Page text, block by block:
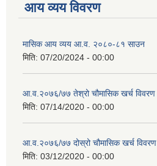
आय व्यय विवरण
मासिक आय व्यय आ.व. २०८०-८१ साउन
मिति: 07/20/2024 - 00:00
आ.व.२०७६/७७ तेश्रो चौमासिक खर्च विवरण
मिति: 07/14/2020 - 00:00
आ.व.२०७६/७७ दोस्रो चौमासिक खर्च विवरण
मिति: 03/12/2020 - 00:00